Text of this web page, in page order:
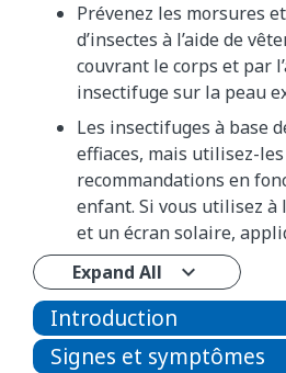
Prévenez les morsures
d’insectes à l’aide de
couvrant le corps et par
insectifuge sur la peau
Les insectifuges à base
effiaces, mais utilisez-
recommandations en
enfant. Si vous utilisez
et un écran solaire,
Expand All
Introduction
Signes et symptômes